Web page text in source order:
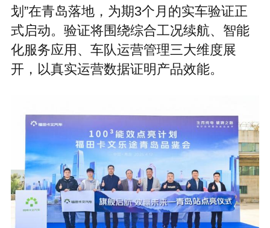
划”在青岛落地，为期3个月的实车验证正
式启动。验证将围绕综合工况续航、智能
化服务应用、车队运营管理三大维度展
开，以真实运营数据证明产品效能。